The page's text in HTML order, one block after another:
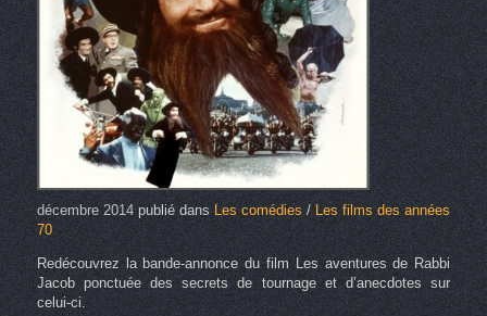
décembre 2014publié dans Les comédies/ Les films des années
70
Redécouvrez la bande-annonce du film Les aventures de Rabbi
Jacob ponctuée des secrets de tournage et d’anecdotes sur
celui-ci.